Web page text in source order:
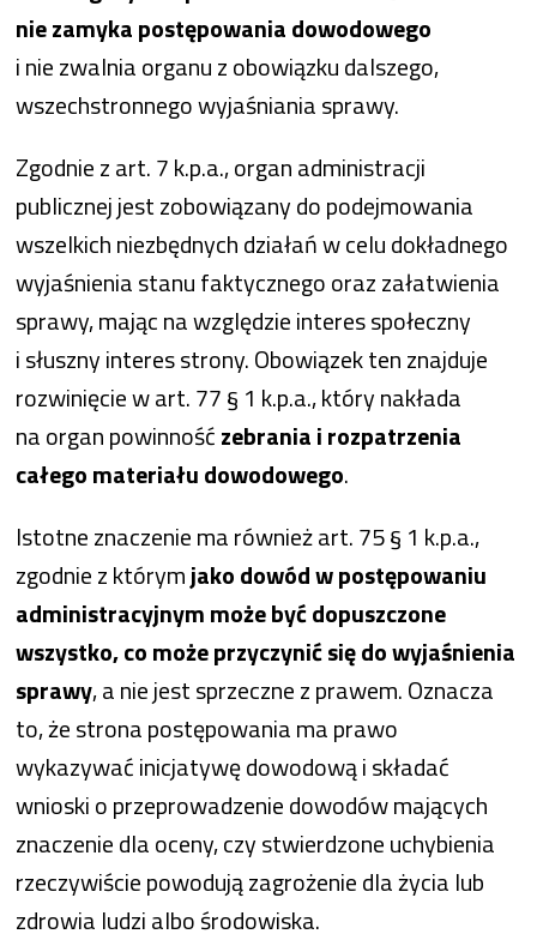
nie zamyka postępowania dowodowego
i nie zwalnia organu z obowiązku dalszego,
wszechstronnego wyjaśniania sprawy.
Zgodnie z art. 7 k.p.a., organ administracji
publicznej jest zobowiązany do podejmowania
wszelkich niezbędnych działań w celu dokładnego
wyjaśnienia stanu faktycznego oraz załatwienia
sprawy, mając na względzie interes społeczny
i słuszny interes strony. Obowiązek ten znajduje
rozwinięcie w art. 77 § 1 k.p.a., który nakłada
na organ powinnośćzebrania i rozpatrzenia
całego materiału dowodowego.
Istotne znaczenie ma również art. 75 § 1 k.p.a.,
zgodnie z którymjako dowód w postępowaniu
administracyjnym może być dopuszczone
wszystko, co może przyczynić się do wyjaśnienia
sprawy, a nie jest sprzeczne z prawem. Oznacza
to, że strona postępowania ma prawo
wykazywać inicjatywę dowodową i składać
wnioski o przeprowadzenie dowodów mających
znaczenie dla oceny, czy stwierdzone uchybienia
rzeczywiście powodują zagrożenie dla życia lub
zdrowia ludzi albo środowiska.